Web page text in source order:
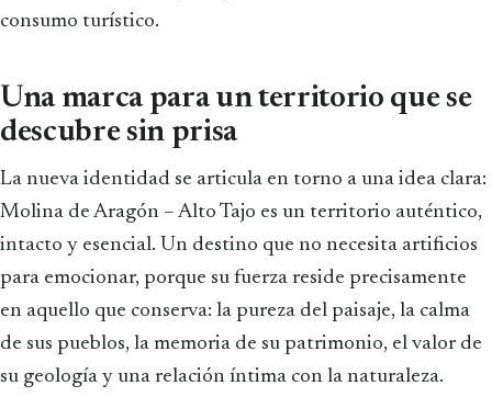
consumo turístico.
Una marca para un territorio que se
descubre sin prisa
La nueva identidad se articula en torno a una idea clara:
Molina de Aragón – Alto Tajo es un territorio auténtico,
intacto y esencial. Un destino que no necesita artificios
para emocionar, porque su fuerza reside precisamente
en aquello que conserva: la pureza del paisaje, la calma
de sus pueblos, la memoria de su patrimonio, el valor de
su geología y una relación íntima con la naturaleza.